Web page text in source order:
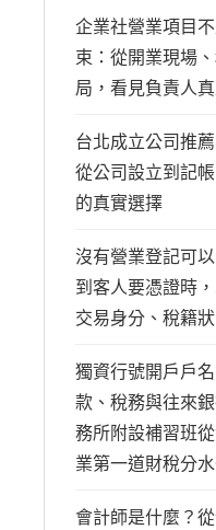
企業社營業項目
束：從開業現場
局，看見負責人
台北成立公司推
從公司設立到記
的真實選擇
沒有營業登記可
到客人要憑證時
交易身分、稅籍
獨資行號開戶戶
款、稅務與往來
務所附設補習班
業第一道財稅分
會計師是什麼？